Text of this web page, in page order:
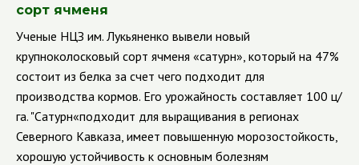
сорт ячменя
Ученые НЦЗ им. Лукьяненко вывели новый
крупноколосковый сорт ячменя «сатурн», который на 47%
состоит из белка за счет чего подходит для
производства кормов. Его урожайность составляет 100 ц/
га. "Сатурн«подходит для выращивания в регионах
Северного Кавказа, имеет повышенную морозостойкость,
хорошую устойчивость к основным болезням